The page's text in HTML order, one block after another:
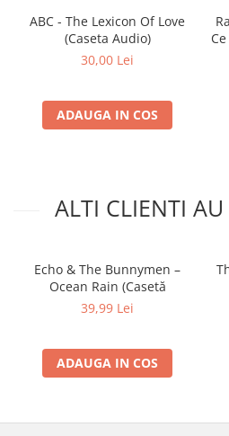
ABC - The Lexicon Of Love
(Caseta Audio)
30,00 Lei
ADAUGA IN COS
ALTI CLIENTI
Echo & The Bunnymen –
Ocean Rain (Casetă
39,99 Lei
ADAUGA IN COS